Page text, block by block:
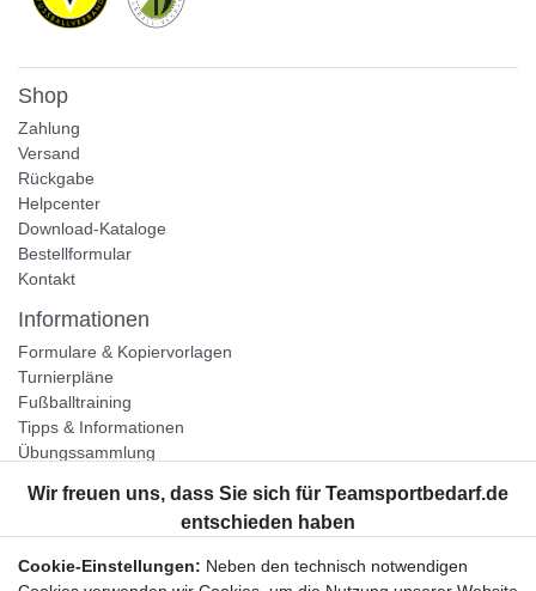
Shop
Zahlung
Versand
Rückgabe
Helpcenter
Download-Kataloge
Bestellformular
Kontakt
Informationen
Formulare & Kopiervorlagen
Turnierpläne
Fußballtraining
Tipps & Informationen
Übungssammlung
Unternehmen
Widerrufsrecht
Cookie-Einstellungen: Neben den technisch notwendigen